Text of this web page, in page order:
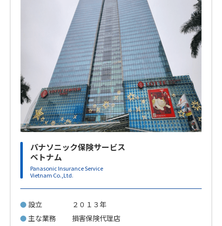
パナソニック保険サービス
ベトナム
Panasonic Insurance Service
Vietnam Co.,Ltd.
設立
２０１３年
主な業務
損害保険代理店